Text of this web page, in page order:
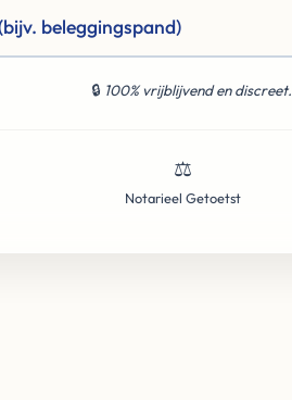
beleggingspand)
🔒 100% vrijblijvend en discreet.
⚖️
Notarieel Getoetst